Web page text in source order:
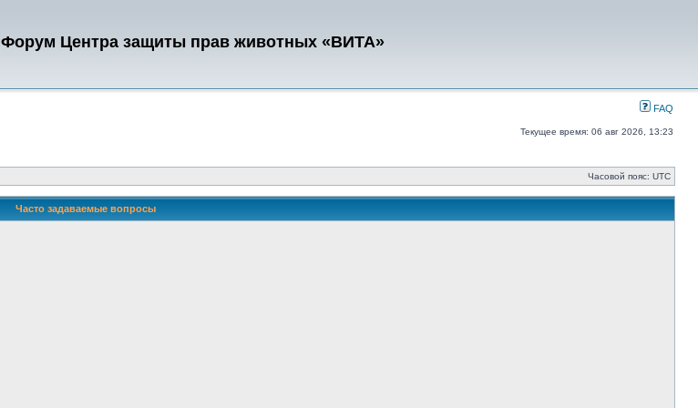
Форум Центра защиты прав животных «ВИТА»
FAQ
Текущее время: 06 авг 2026, 13:23
Часовой пояс: UTC
Часто задаваемые вопросы